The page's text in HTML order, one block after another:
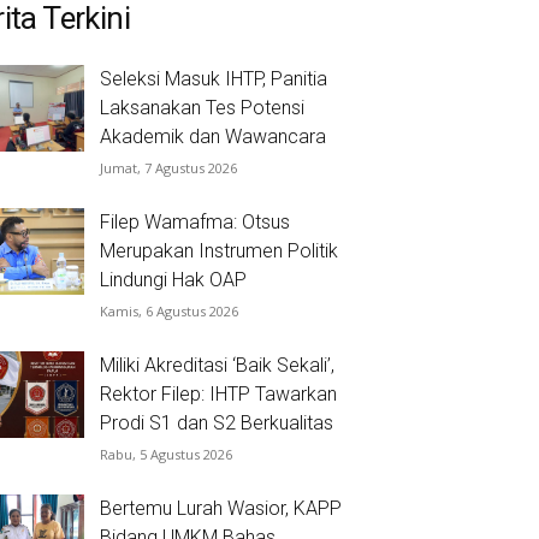
Terkini
Seleksi Masuk IHTP, Panitia
Laksanakan Tes Potensi
Akademik dan Wawancara
Jumat, 7 Agustus 2026
Filep Wamafma: Otsus
Merupakan Instrumen Politik
Lindungi Hak OAP
Kamis, 6 Agustus 2026
Miliki Akreditasi ‘Baik Sekali’,
Rektor Filep: IHTP Tawarkan
Prodi S1 dan S2 Berkualitas
Rabu, 5 Agustus 2026
Bertemu Lurah Wasior, KAPP